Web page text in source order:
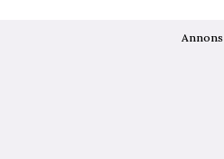
Annons